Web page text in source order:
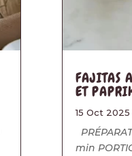
FAJITAS
ET
15 Oct 2025
min